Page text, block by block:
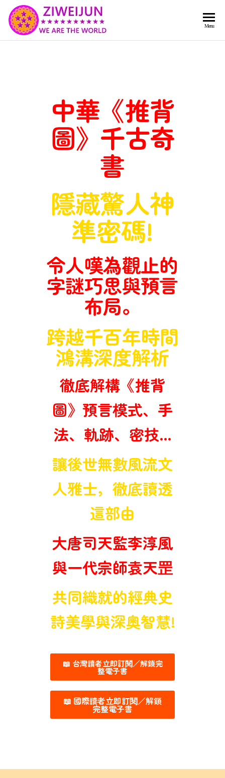
紫薇
圖》
預
言-
紫薇
君寰
宇傳
奇官
網
章-
人
人
都
彌
賽
亞-
個
個
都
是
救
主
Menu
中華《推背
圖》千古奇
書
隱藏驚人神
準密碼!
令人嘆為觀止的
字謎巧思與預言
布局。
跨越千百年時間
鴻溝深度解析
徹底解構《推背
圖》預言模式、手
法、軌跡、密技…
讓後世無數風流文
人雅士，徹底讀透
這部由
大唐司天監李淳風
與一代宗師袁天罡
共同織就的經典史
詩美學與深奧智慧!
📖 台灣讀者立即訂閱／解鎖完
整電子書
📖 國際讀者立即訂閱／解鎖
完整電子書